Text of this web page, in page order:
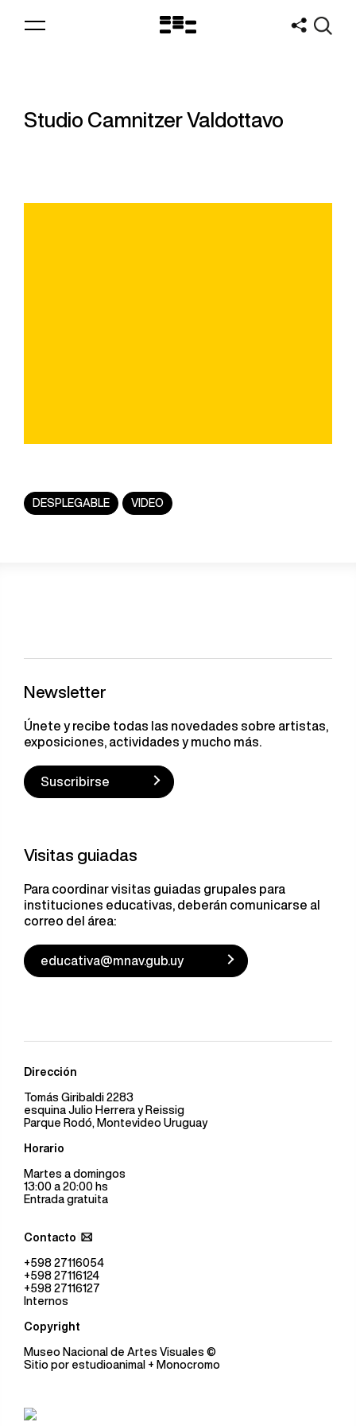
Logo
Studio Camnitzer Valdottavo
DESPLEGABLE VIDEO
Newsletter
Únete y recibe todas las novedades sobre artistas,
exposiciones, actividades y mucho más.
Suscribirse
Visitas guiadas
Para coordinar visitas guiadas grupales para
instituciones educativas, deberán comunicarse al
correo del área:
educativa@mnav.gub.uy
Dirección
Tomás Giribaldi 2283
esquina Julio Herrera y Reissig
Parque Rodó, Montevideo Uruguay
Horario
Martes a domingos
13:00 a 20:00 hs
Entrada gratuita
Contacto
+598 27116054
+598 27116124
+598 27116127
Internos
Copyright
Museo Nacional de Artes Visuales ©
Sitio por estudioanimal + Monocromo